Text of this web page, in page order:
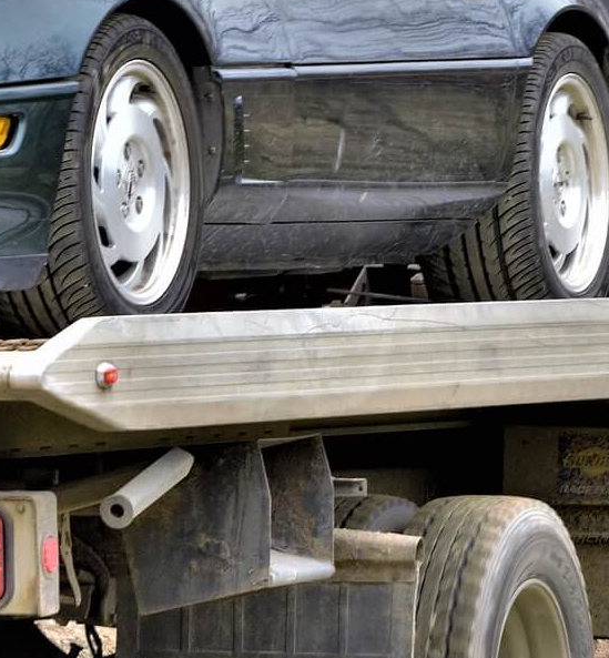
для семейного отдыха и путешествий. Автолюбители
вид и удовольствие от езды.
помечены*